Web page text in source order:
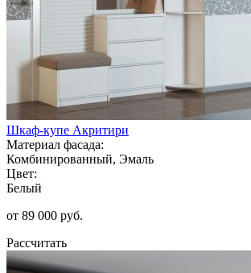
Шкаф-купе Акритири
Материал фасада:
Комбинированный, Эмаль
Цвет:
Белый
от 89 000 руб.
Рассчитать